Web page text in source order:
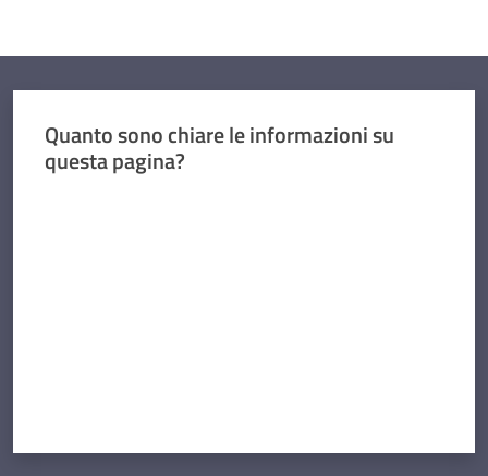
Quanto sono chiare le informazioni su
questa pagina?